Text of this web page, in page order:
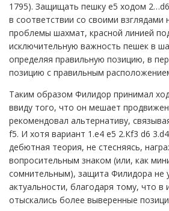
1795). Защищать пешку e5 ходом
в соответствии со своими взглядами
проблемы шахмат, красной линией
исключительную важность пешек в
определяя правильную позицию, в
позицию с правильным
Таким образом Филидор принимал
ввиду того, что он мешает
рекомендовал альтернативу,
f5. И хотя вариант 1.e4 e5 2.Кf3 d6
дебютная теория, не стесняясь,
вопросительным знаком (или, как
сомнительным), защита Филидора не
актуальности, благодаря тому, что в
отыскались более выверенные